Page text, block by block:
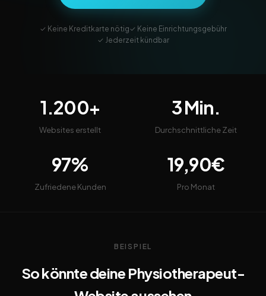
✓ Keine Kreditkarte nötig✓ Keine Einrichtungsgebühr
✓ Jederzeit kündbar
1.200+
Websites erstellt
3 Min.
Durchschnittliche Zeit
97%
Zufriedene Kunden
19,90€
Pro Monat
BEISPIEL
So könnte deine Physiotherapeut-